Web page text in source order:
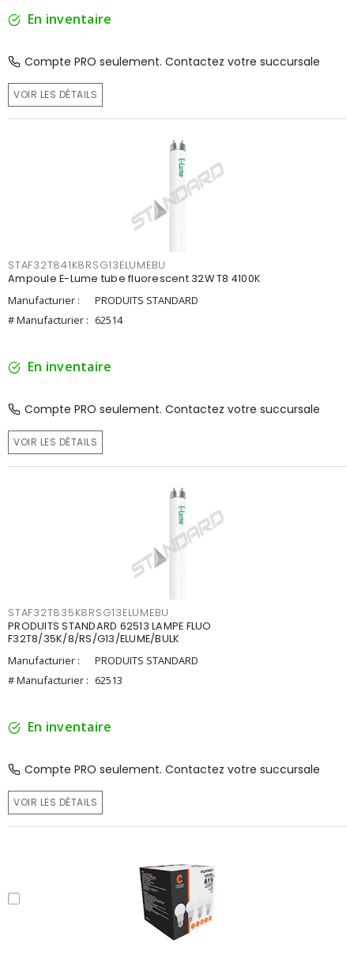
En inventaire
Compte PRO seulement. Contactez votre succursale
VOIR LES DÉTAILS
STAF32T841K8RSG13ELUMEBU
Ampoule E-Lume tube fluorescent 32W T8 4100K
Manufacturier :
PRODUITS STANDARD
# Manufacturier : 62514
En inventaire
Compte PRO seulement. Contactez votre succursale
VOIR LES DÉTAILS
STAF32T835K8RSG13ELUMEBU
PRODUITS STANDARD 62513 LAMPE FLUO
F32T8/35K/8/RS/G13/ELUME/BULK
Manufacturier :
PRODUITS STANDARD
# Manufacturier : 62513
En inventaire
Compte PRO seulement. Contactez votre succursale
VOIR LES DÉTAILS